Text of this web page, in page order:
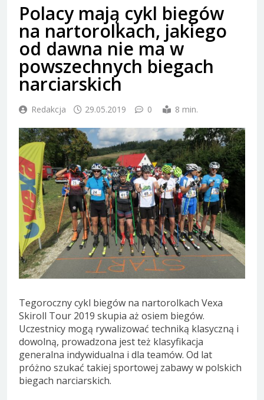
Polacy mają cykl biegów
na nartorolkach, jakiego
od dawna nie ma w
powszechnych biegach
narciarskich
Redakcja 29.05.2019 0 8 min.
Tegoroczny cykl biegów na nartorolkach Vexa
Skiroll Tour 2019 skupia aż osiem biegów.
Uczestnicy mogą rywalizować techniką klasyczną i
dowolną, prowadzona jest też klasyfikacja
generalna indywidualna i dla teamów. Od lat
próżno szukać takiej sportowej zabawy w polskich
biegach narciarskich.